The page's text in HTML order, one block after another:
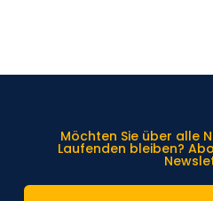
Möchten Sie über alle
Laufenden bleiben?